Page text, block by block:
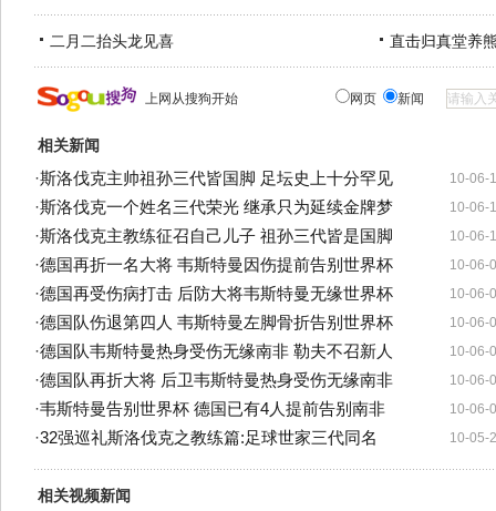
二月二抬头龙见喜 直击归真堂养
上网从搜狗开始 网页 新闻
相关新闻
10-06-
·斯洛伐克主帅祖孙三代皆国脚 足坛史上十分罕见
10-06-
·斯洛伐克一个姓名三代荣光 继承只为延续金牌梦
10-06-
·斯洛伐克主教练征召自己儿子 祖孙三代皆是国脚
10-06-
·德国再折一名大将 韦斯特曼因伤提前告别世界杯
10-06-
·德国再受伤病打击 后防大将韦斯特曼无缘世界杯
10-06-
·德国队伤退第四人 韦斯特曼左脚骨折告别世界杯
10-06-
·德国队韦斯特曼热身受伤无缘南非 勒夫不召新人
10-06-
·德国队再折大将 后卫韦斯特曼热身受伤无缘南非
10-06-
·韦斯特曼告别世界杯 德国已有4人提前告别南非
10-05-
·32强巡礼斯洛伐克之教练篇:足球世家三代同名
相关视频新闻